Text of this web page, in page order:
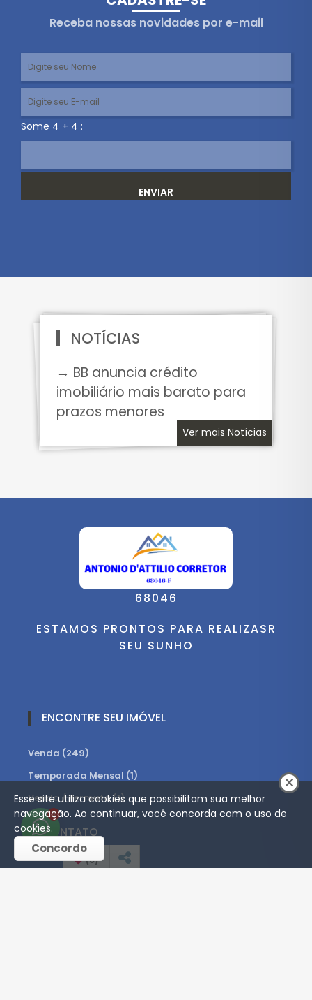
Receba nossas novidades por e-mail
Some 4 + 4 :
ENVIAR
NOTÍCIAS
→ BB anuncia crédito
imobiliário mais barato para
prazos menores
Ver mais Notícias
68046
ESTAMOS PRONTOS PARA REALIZASR
SEU SUNHO
ENCONTRE SEU IMÓVEL
Venda (249)
Temporada Mensal (1)
Venda / Permuta (1)
CONTATO
1
(0)
Esse site utiliza cookies que possibilitam sua melhor
navegação. Ao continuar, você concorda com o uso de
cookies.
Concordo